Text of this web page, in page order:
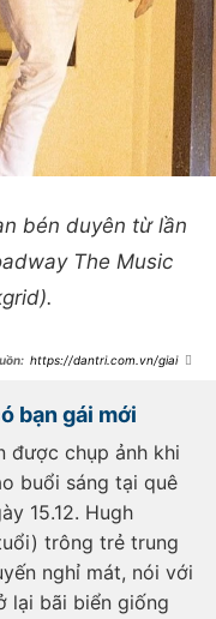
bén duyên từ lần
The Music
https://dantri.com.vn/giai-
20250114105509311.htm
bạn gái mới
được chụp ảnh khi
buổi sáng tại quê
15.12. Hugh
trông trẻ trung
nghỉ mát, nói với
lại bãi biển giống